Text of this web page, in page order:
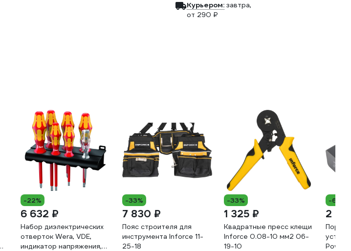
Курьером: завтра,
от 290 ₽
-22%
6 632 ₽
Набор диэлектрических
отверток Wera, VDE,
индикатор напряжения,
-33%
7 830 ₽
Пояс строителя для
инструмента Inforce 11-
25-18
-33%
1 325 ₽
Квадратные пресс клещи
Inforce 0.08-10 мм2 06-
19-10
-6%
2